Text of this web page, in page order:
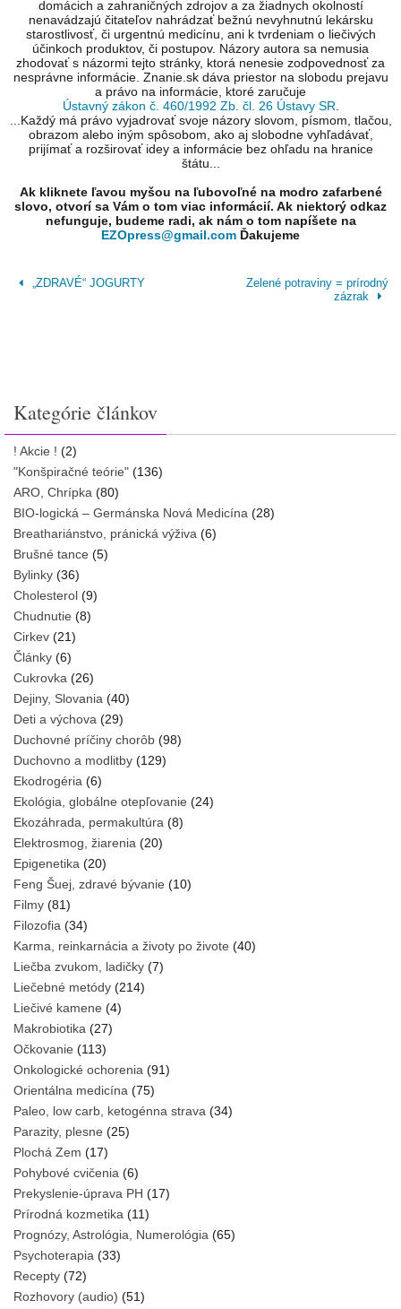
domácich a zahraničných zdrojov a za žiadnych okolností
nenavádzajú čitateľov nahrádzať bežnú nevyhnutnú lekársku
starostlivosť, či urgentnú medicínu, ani k tvrdeniam o liečivých
účinkoch produktov, či postupov. Názory autora sa nemusia
zhodovať s názormi tejto stránky, ktorá nenesie zodpovednosť za
nesprávne informácie. Znanie.sk dáva priestor na slobodu prejavu
a právo na informácie, ktoré zaručuje
Ústavný zákon č. 460/1992 Zb. čl. 26 Ústavy SR
...Každý má právo vyjadrovať svoje názory slovom, písmom, tlačou,
obrazom alebo iným spôsobom, ako aj slobodne vyhľadávať,
prijímať a rozširovať idey a informácie bez ohľadu na hranice
štátu...
Ak kliknete ľavou myšou na ľubovoľné na modro zafarbené
slovo, otvorí sa Vám o tom viac informácií. Ak niektorý odkaz
nefunguje, budeme radi, ak nám o tom napíšete na
EZOpress@gmail.com Ďakujeme
„ZDRAVÉ“ JOGURTY
Zelené potraviny = prírodný
zázrak
Kategórie článkov
! Akcie ! (2)
"Konšpiračné teórie" (136)
ARO, Chrípka (80)
BIO-logická – Germánska Nová Medicína (28)
Breathariánstvo, pránická výživa (6)
Brušné tance (5)
Bylinky (36)
Cholesterol (9)
Chudnutie (8)
Cirkev (21)
Články (6)
Cukrovka (26)
Dejiny, Slovania (40)
Deti a výchova (29)
Duchovné príčiny chorôb (98)
Duchovno a modlitby (129)
Ekodrogéria (6)
Ekológia, globálne otepľovanie (24)
Ekozáhrada, permakultúra (8)
Elektrosmog, žiarenia (20)
Epigenetika (20)
Feng Šuej, zdravé bývanie (10)
Filmy (81)
Filozofia (34)
Karma, reinkarnácia a životy po živote (40)
Liečba zvukom, ladičky (7)
Liečebné metódy (214)
Liečivé kamene (4)
Makrobiotika (27)
Očkovanie (113)
Onkologické ochorenia (91)
Orientálna medicína (75)
Paleo, low carb, ketogénna strava (34)
Parazity, plesne (25)
Plochá Zem (17)
Pohybové cvičenia (6)
Prekyslenie-úprava PH (17)
Prírodná kozmetika (11)
Prognózy, Astrológia, Numerológia (65)
Psychoterapia (33)
Recepty (72)
Rozhovory (audio) (51)